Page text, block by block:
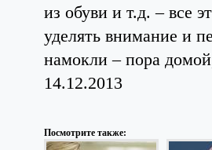
из обуви и т.д. – все
уделять внимание и
намокли – пора
14.12.2013
Посмотрите также: